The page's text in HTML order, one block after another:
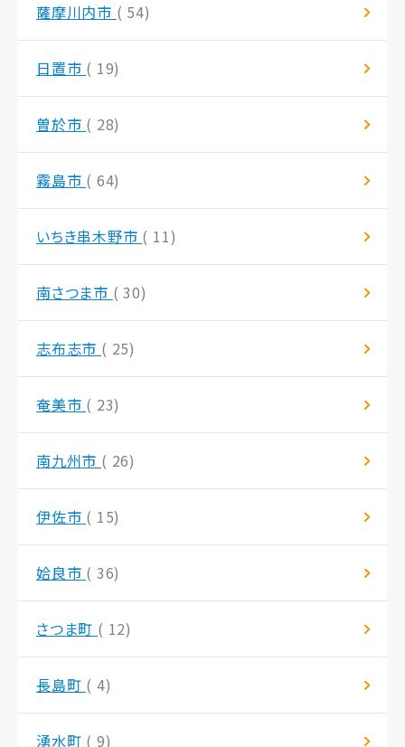
薩摩川内市 ( 54)
日置市 ( 19)
曽於市 ( 28)
霧島市 ( 64)
いちき串木野市 ( 11)
南さつま市 ( 30)
志布志市 ( 25)
奄美市 ( 23)
南九州市 ( 26)
伊佐市 ( 15)
姶良市 ( 36)
さつま町 ( 12)
長島町 ( 4)
湧水町 ( 9)